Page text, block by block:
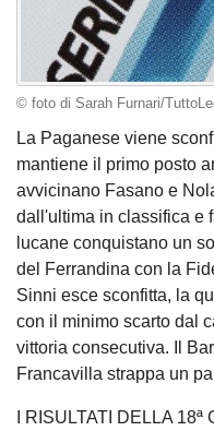
© foto di Sarah Furnari/
La Paganese viene
mantiene il primo posto
avvicinano Fasano e
dall'ultima in classifica e
lucane conquistano un
del Ferrandina con la
Sinni esce sconfitta, la
con il minimo scarto dal
vittoria consecutiva. Il
Francavilla strappa un
I RISULTATI DELLA 18ª